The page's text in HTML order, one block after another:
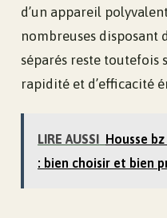
d’un appareil
nombreuses disposant
séparés reste toutefois
rapidité et d’efficacité
LIRE AUSSI Housse
: bien choisir et bien